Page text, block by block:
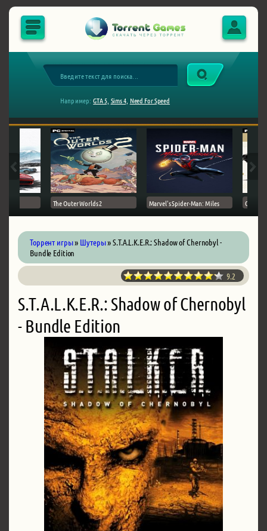
Например: GTA 5, Sims 4, Need For Speed
The Outer Worlds 2 Marvel's Spider-Man: Miles Ghost
Торрент игры» Шутеры» S.T.A.L.K.E.R.: Shadow of Chernobyl -
Bundle Edition
9.2
S.T.A.L.K.E.R.: Shadow of Chernobyl
- Bundle Edition